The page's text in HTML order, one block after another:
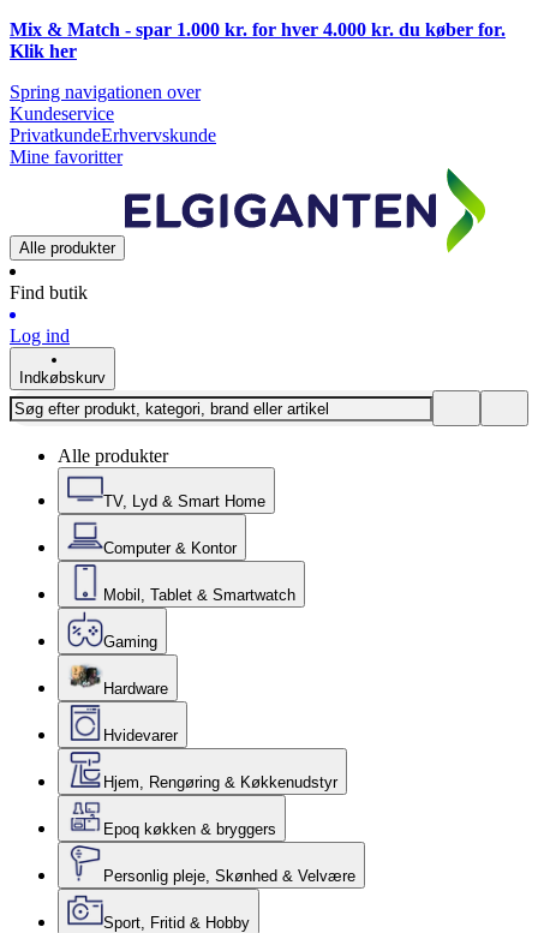
Mix & Match - spar 1.000 kr. for hver 4.000 kr. du køber for.
Klik her
Spring navigationen over
Kundeservice
PrivatkundeErhvervskunde
Mine favoritter
Alle produkter
Find butik
Log ind
Indkøbskurv
Alle produkter
TV, Lyd & Smart Home
Computer & Kontor
Mobil, Tablet & Smartwatch
Gaming
Hardware
Hvidevarer
Hjem, Rengøring & Køkkenudstyr
Epoq køkken & bryggers
Personlig pleje, Skønhed & Velvære
Sport, Fritid & Hobby